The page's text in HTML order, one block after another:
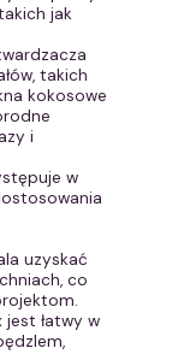
jak
takich
kokosowe
i
w
uzyskać
co
łatwy w